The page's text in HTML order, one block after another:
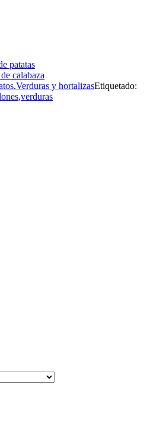
patatas
calabaza
,Verduras y hortalizasEtiquetado:
,verduras